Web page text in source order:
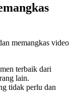
memangkas video
terbaik dari
lain.
tidak perlu dan